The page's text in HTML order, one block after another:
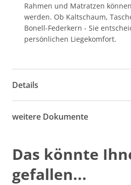
Rahmen und Matratzen
werden. Ob Kaltschaum,
Bonell-Federkern - Sie
persönlichen Liegekomfort.
Details
weitere Dokumente
Das könnte
gefallen...